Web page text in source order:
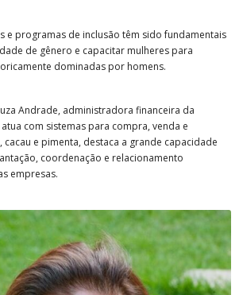
e programas de inclusão têm sido fundamentais
de gênero e capacitar mulheres para
dominadas por homens.
Andrade, administradora financeira da
com sistemas para compra, venda e
cacau e pimenta, destaca a grande capacidade
coordenação e relacionamento
empresas.